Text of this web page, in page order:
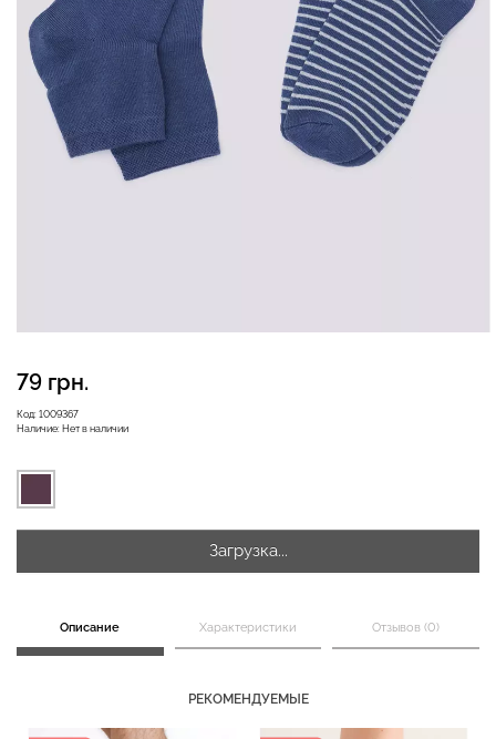
Код: 1009367
Наличие: Нет в наличии
79 грн.
Загрузка...
Описание Характеристики Отзывов (0)
РЕКОМЕНДУЕМЫЕ
Бесшовные леггинсы из
микрофибры LEGGINGS
02 (черный) Giulia
552 грн.
789 грн.
Велосипедки с высокой
талией TRACKS 01
(черный) Giulia
384 грн.549 грн.
LEGGINGS (черный) Giulia
482 грн.689 грн.
BRASILIAN SHAPEWEAR
258 грн.
369 грн.